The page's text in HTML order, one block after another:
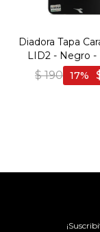
Diadora Tapa
LID2 - Negro -
$ 190 17